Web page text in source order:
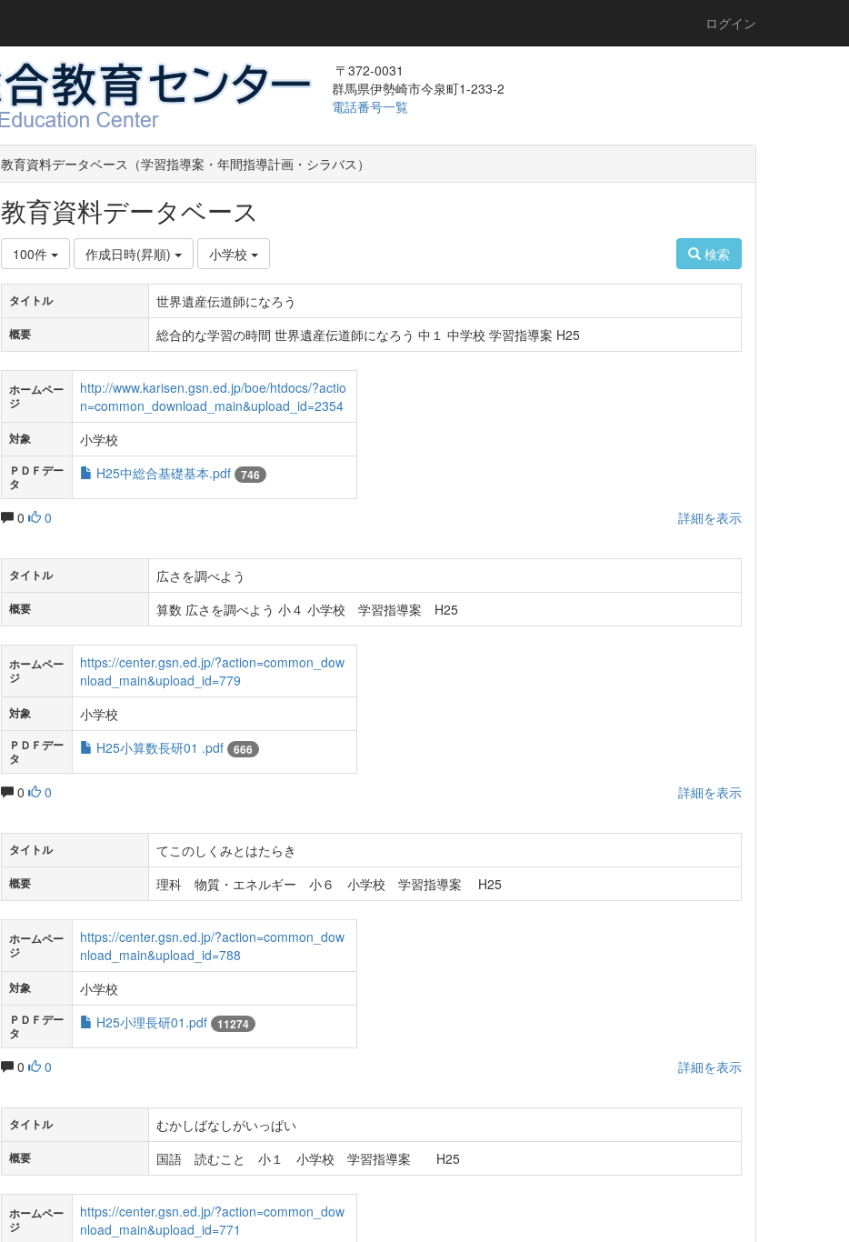
ログイン
〒372-0031
群馬県伊勢崎市今泉町1-233-2
電話番号一覧
教育資料データベース（学習指導案・年間指導計画・シラバス）
教育資料データベース
100件 作成日時(昇順) 小学校 検索
タイトル 世界遺産伝道師になろう
概要 総合的な学習の時間 世界遺産伝道師になろう 中１ 中学校 学習指導案 H25
ホームペー
ジ
http://www.karisen.gsn.ed.jp/boe/htdocs/?actio
n=common_download_main&upload_id=2354
対象 小学校
ＰＤＦデー
タ
H25中総合基礎基本.pdf 746
0 0 詳細を表示
タイトル 広さを調べよう
概要 算数 広さを調べよう 小４ 小学校 学習指導案 H25
ホームペー
ジ
https://center.gsn.ed.jp/?action=common_dow
nload_main&upload_id=779
対象 小学校
ＰＤＦデー
タ
H25小算数長研01 .pdf 666
0 0 詳細を表示
タイトル てこのしくみとはたらき
概要 理科 物質・エネルギー 小６ 小学校 学習指導案 H25
ホームペー
ジ
https://center.gsn.ed.jp/?action=common_dow
nload_main&upload_id=788
対象 小学校
ＰＤＦデー
タ
H25小理長研01.pdf 11274
0 0 詳細を表示
タイトル むかしばなしがいっぱい
概要 国語 読むこと 小１ 小学校 学習指導案 H25
ホームペー
ジ
https://center.gsn.ed.jp/?action=common_dow
nload_main&upload_id=771